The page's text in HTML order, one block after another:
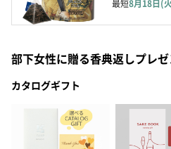
最短8月18日(
部下女性に贈る香典返しプレ
カタログギフト